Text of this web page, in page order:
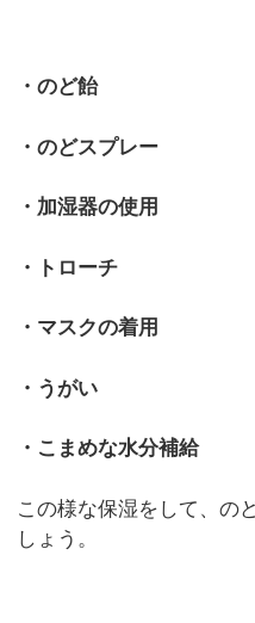
・のど飴
・のどスプレー
・加湿器の使用
・トローチ
・マスクの着用
・うがい
・こまめな水分補給
この様な保湿をして、の
しょう。